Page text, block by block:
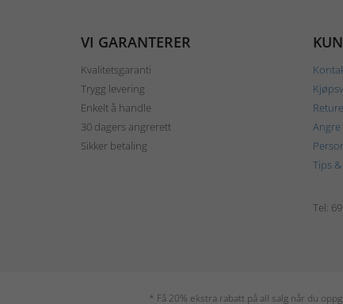
VI GARANTERER
Kvalitetsgaranti
Trygg levering
Enkelt å handle
30 dagers angrerett
Sikker betaling
Angre
Tips
Tel:
* Få 20% ekstra rabatt på all salg når du